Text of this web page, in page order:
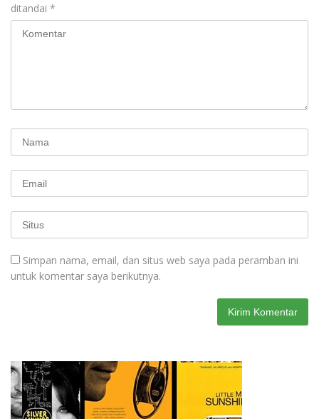
ditandai *
Simpan nama, email, dan situs web saya pada peramban ini
untuk komentar saya berikutnya.